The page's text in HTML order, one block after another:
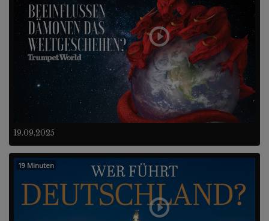
19.09.2025
19 Minuten